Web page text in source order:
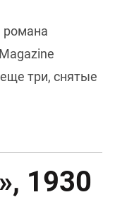
романа
три, снятые
1930